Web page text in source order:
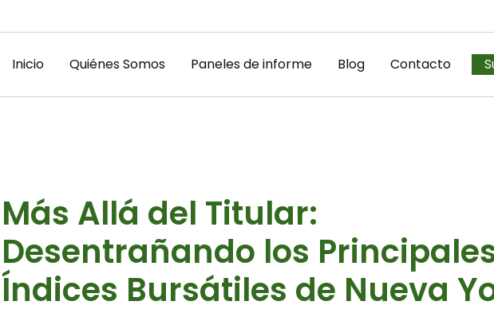
Inicio Quiénes Somos Paneles de informe Blog Contacto
Más Allá del Titular:
Desentrañando los
Índices Bursátiles de Nueva